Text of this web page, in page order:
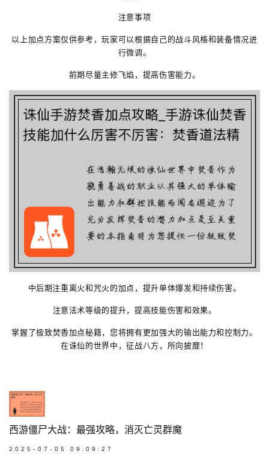
注意事项
以上加点方案仅供参考，玩家可以根据自己的战斗风格和装备情况进
行微调。
前期尽量主修飞焰，提高伤害能力。
中后期注重离火和咒火的加点，提升单体爆发和持续伤害。
注意法术等级的提升，提高技能伤害和效果。
掌握了极致焚香加点秘籍，您将拥有更加强大的输出能力和控制力。
在诛仙的世界中，征战八方，所向披靡！
西游僵尸大战：最强攻略，消灭亡灵群魔
2025-07-05 09:09:27